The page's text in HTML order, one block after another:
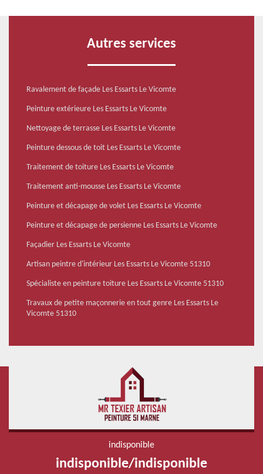
Autres services
Ravalement de façade Les Essarts Le Vicomte
Peinture extérieure Les Essarts Le Vicomte
Nettoyage de terrasse Les Essarts Le Vicomte
Peinture dessous de toit Les Essarts Le Vicomte
Traitement de toiture Les Essarts Le Vicomte
Traitement anti-mousse Les Essarts Le Vicomte
Peinture et décapage de volet Les Essarts Le Vicomte
Peinture et décapage de persienne Les Essarts Le Vicomte
Façadier Les Essarts Le Vicomte
Artisan peintre d'intérieur Les Essarts Le Vicomte 51310
Spécialiste en peinture toiture Les Essarts Le Vicomte 51310
Travaux de petite maçonnerie en tout genre Les Essarts Le
Vicomte 51310
indisponible
indisponible/indisponible